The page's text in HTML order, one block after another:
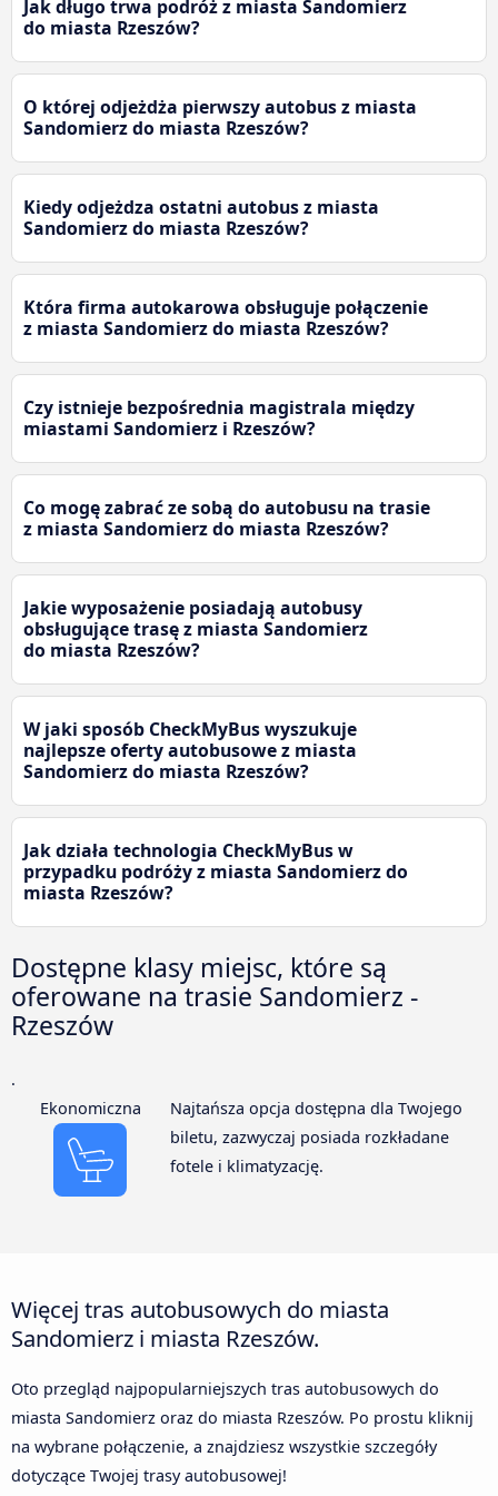
Jak długo trwa podróż z miasta Sandomierz
do miasta Rzeszów?
O której odjeżdża pierwszy autobus z miasta
Sandomierz do miasta Rzeszów?
Kiedy odjeżdza ostatni autobus z miasta
Sandomierz do miasta Rzeszów?
Która firma autokarowa obsługuje połączenie
z miasta Sandomierz do miasta Rzeszów?
Czy istnieje bezpośrednia magistrala między
miastami Sandomierz i Rzeszów?
Co mogę zabrać ze sobą do autobusu na trasie
z miasta Sandomierz do miasta Rzeszów?
Jakie wyposażenie posiadają autobusy
obsługujące trasę z miasta Sandomierz
do miasta Rzeszów?
W jaki sposób CheckMyBus wyszukuje
najlepsze oferty autobusowe z miasta
Sandomierz do miasta Rzeszów?
Jak działa technologia CheckMyBus w
przypadku podróży z miasta Sandomierz do
miasta Rzeszów?
Dostępne klasy miejsc, które są
oferowane na trasie Sandomierz -
Rzeszów
.
Ekonomiczna
Najtańsza opcja dostępna dla Twojego
biletu, zazwyczaj posiada rozkładane
fotele i klimatyzację.
Więcej tras autobusowych do miasta
Sandomierz i miasta Rzeszów.
Oto przegląd najpopularniejszych tras autobusowych do
miasta Sandomierz oraz do miasta Rzeszów. Po prostu kliknij
na wybrane połączenie, a znajdziesz wszystkie szczegóły
dotyczące Twojej trasy autobusowej!